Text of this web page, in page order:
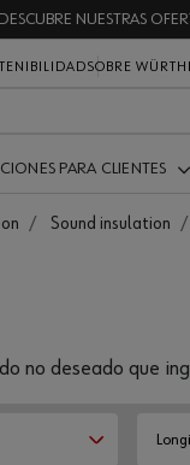
NUESTRAS
SOBRE WÜRTH
PARA CLIENTES
Sound insulation
no deseado que